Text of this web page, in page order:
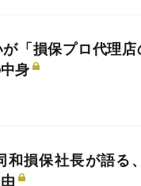
「損保プロ代理
身
和損保社長が語る